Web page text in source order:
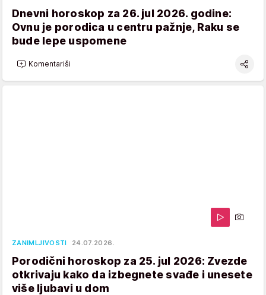
Dnevni horoskop za 26. jul 2026. godine:
Ovnu je porodica u centru pažnje, Raku se
bude lepe uspomene
Komentariši
ZANIMLJIVOSTI 24.07.2026.
Porodični horoskop za 25. jul 2026: Zvezde
otkrivaju kako da izbegnete svađe i unesete
više ljubavi u dom